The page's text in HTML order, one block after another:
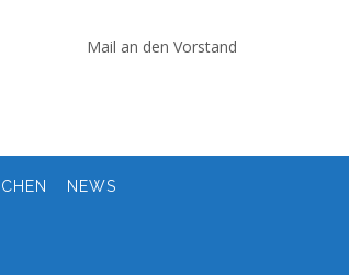
Mail an den Vorstand
NEWS